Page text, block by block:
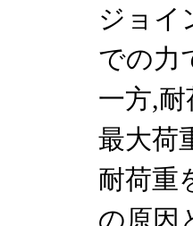
ジョイ
での力
一方,
最大荷
耐荷重